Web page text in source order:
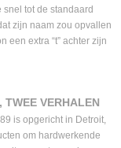
tot de standaard
zijn naam zou opvallen
een extra “t” achter zijn
TWEE VERHALEN
is opgericht in Detroit,
om hardwerkende